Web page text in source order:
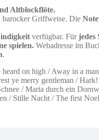
Altblockflöte.
Griffweise. Die
verfügbar. Fürjedes
spielen. Webadresse im
.
on high / Away in a
ye merry gentleman /
/ Maria durch ein
/ Stille Nacht / The first